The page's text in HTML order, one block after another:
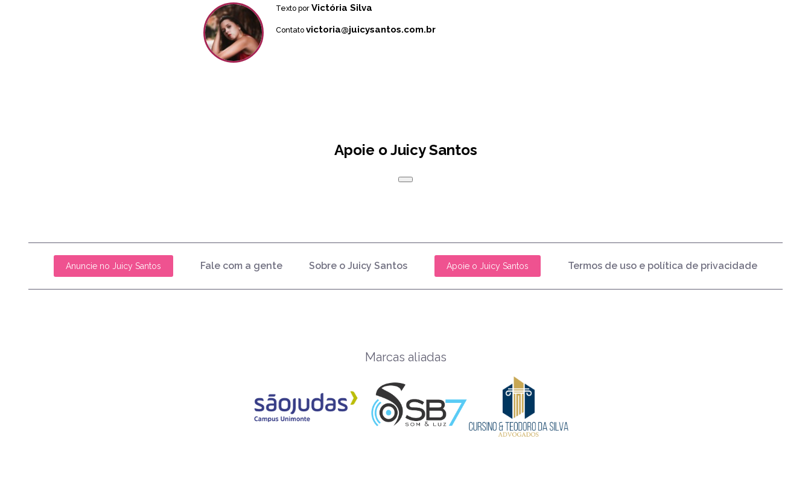
Texto por Victória Silva
Contato victoria@juicysantos.com.br
Apoie o Juicy Santos
Anuncie no Juicy Santos Fale com a gente Sobre o Juicy Santos Apoie o Juicy Santos Termos de uso e política de privacidade
Marcas aliadas